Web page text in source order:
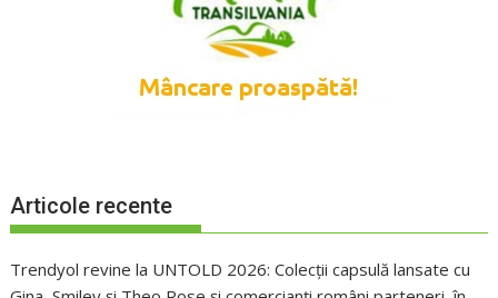
Articole recente
Trendyol revine la UNTOLD 2026: Colecții capsulă lansate cu